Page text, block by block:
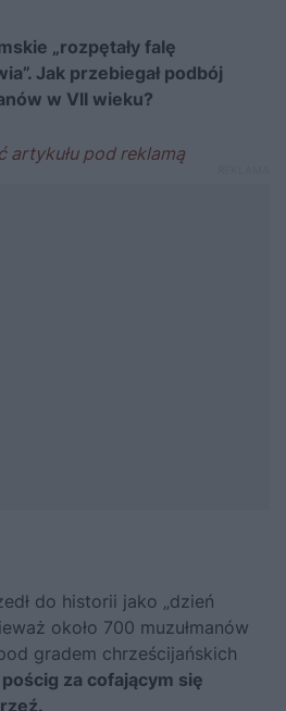
„rozpętały falę
Jak przebiegał podbój
w VII wieku?
do historii jako „dzień
około 700 muzułmanów
gradem chrześcijańskich
pościg za cofającym się